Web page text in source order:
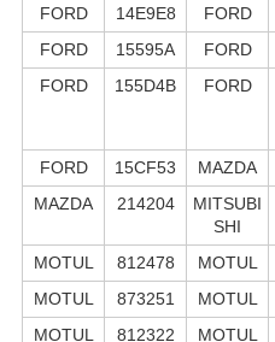
FORD
14E9E8 FORD
FORD
15595A FORD
FORD
155D4B FORD
FORD 15CF53 MAZDA
MAZDA
214204
MITSUBI
SHI
MOTUL 812478 MOTUL
MOTUL
873251 MOTUL
MOTUL
812322 MOTUL